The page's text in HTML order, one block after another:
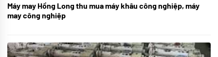
Máy may Hồng Long thu mua máy khâu công nghiệp, máy
may công nghiệp